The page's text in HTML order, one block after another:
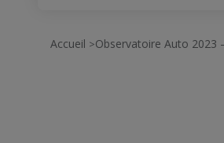
Accueil >Observatoire Auto 2023